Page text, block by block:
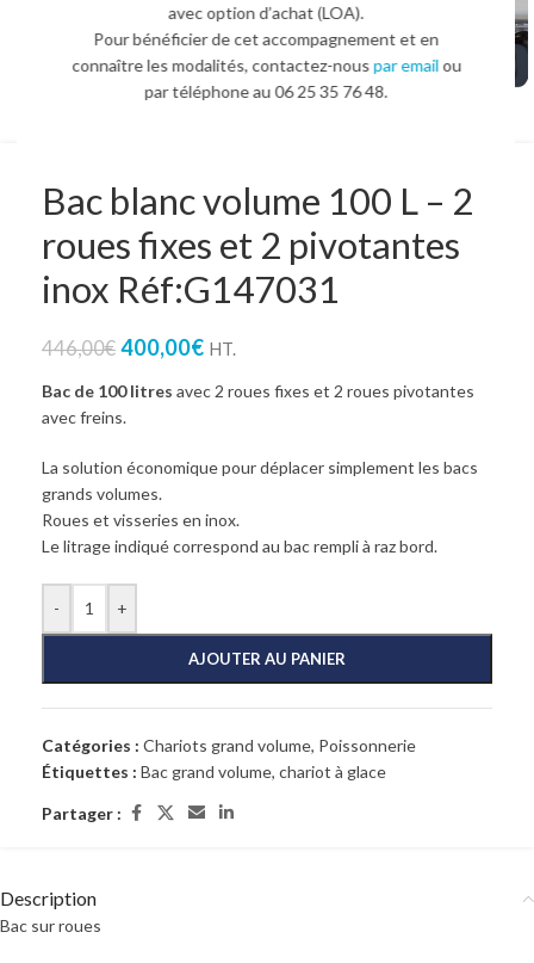
avec option d’achat (LOA).
Pour bénéficier de cet accompagnement et en
connaître les modalités, contactez-nouspar emailou
par téléphone au 06 25 35 76 48.
Bac blanc volume 100 L – 2
roues fixes et 2 pivotantes
inox Réf:G147031
446,00€ 400,00€ HT.
Bac de 100 litres avec 2 roues fixes et 2 roues pivotantes
avec freins.
La solution économique pour déplacer simplement les bacs
grands volumes.
Roues et visseries en inox.
Le litrage indiqué correspond au bac rempli à raz bord.
- +
AJOUTER AU PANIER
Catégories : Chariots grand volume, Poissonnerie
Étiquettes : Bac grand volume, chariot à glace
Partager :
Description
Bac sur roues